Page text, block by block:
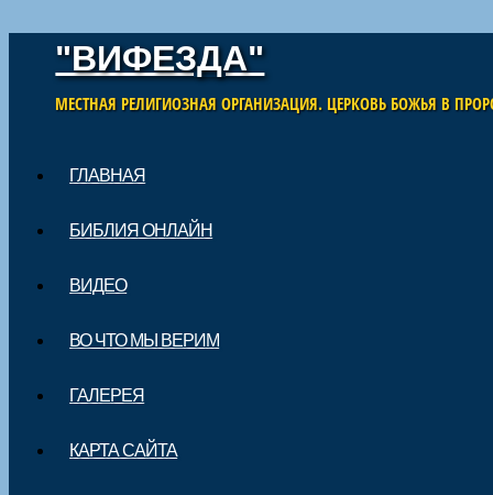
"ВИФЕЗДА"
МЕСТНАЯ РЕЛИГИОЗНАЯ ОРГАНИЗАЦИЯ. ЦЕРКОВЬ БОЖЬЯ В
Main menu
ГЛАВНАЯ
БИБЛИЯ ОНЛАЙН
ВИДЕО
ВО ЧТО МЫ ВЕРИМ
ГАЛЕРЕЯ
КАРТА САЙТА